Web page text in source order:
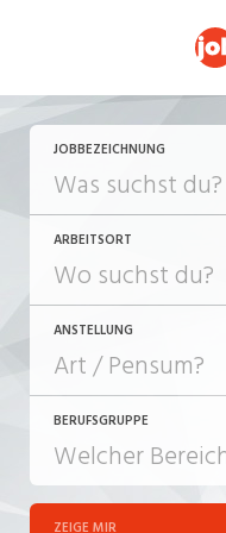
JOBBEZEICHNUNG
ARBEITSORT
ANSTELLUNG
JOB-TYP
Festanstellung
BERUFSGRUPPE
ZEIGE MIR